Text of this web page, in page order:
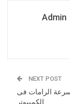
Admin
NEXT POST
الرامات فى
الكمبيوتر